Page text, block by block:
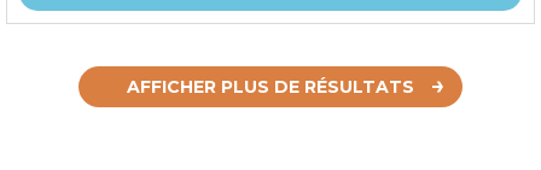
AFFICHER PLUS DE RÉSULTATS